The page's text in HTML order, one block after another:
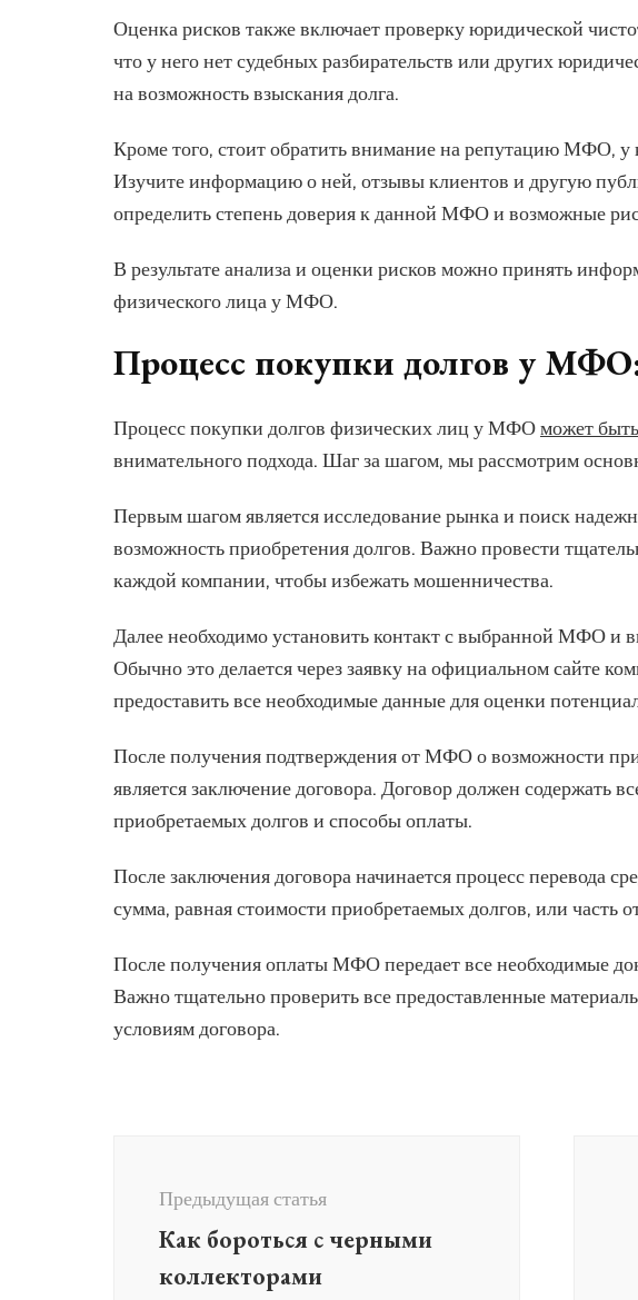
Оценка рисков также включает проверку юридической
что у него нет судебных разбирательств или других
на возможность взыскания долга.
Кроме того, стоит обратить внимание на репутацию МФО, у
Изучите информацию о ней, отзывы клиентов и другую
определить степень доверия к данной МФО и возможные
В результате анализа и оценки рисков можно принять
физического лица у МФО.
Процесс покупки долгов у
Процесс покупки долгов физических лиц у МФОможет
внимательного подхода. Шаг за шагом, мы рассмотрим
Первым шагом является исследование рынка и поиск
возможность приобретения долгов. Важно провести
каждой компании, чтобы избежать мошенничества.
Далее необходимо установить контакт с выбранной МФО и
Обычно это делается через заявку на официальном сайте
предоставить все необходимые данные для оценки
После получения подтверждения от МФО о возможности
является заключение договора. Договор должен содержать
приобретаемых долгов и способы оплаты.
После заключения договора начинается процесс перевода
сумма, равная стоимости приобретаемых долгов, или часть
После получения оплаты МФО передает все необходимые
Важно тщательно проверить все предоставленные
условиям договора.
записям
Предыдущая статья
Как бороться с черными
коллекторами